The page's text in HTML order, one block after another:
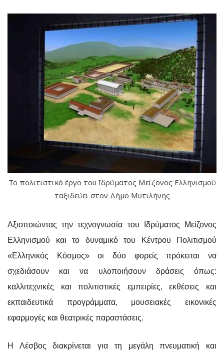
Το πολιτιστικό έργο του Ιδρύματος Μείζονος Ελληνισμού
ταξιδεύει στον Δήμο Μυτιλήνης
Αξιοποιώντας την τεχνογνωσία του Ιδρύματος Μείζονος
Ελληνισμού και το δυναμικό του Κέντρου Πολιτισμού
«Ελληνικός Κόσμος» οι δύο φορείς πρόκειται να
σχεδιάσουν και να υλοποιήσουν δράσεις όπως:
καλλιτεχνικές και πολιτιστικές εμπειρίες, εκθέσεις και
εκπαιδευτικά προγράμματα, μουσειακές εικονικές
εφαρμογές και θεατρικές παραστάσεις.
Η Λέσβος διακρίνεται για τη μεγάλη πνευματική και